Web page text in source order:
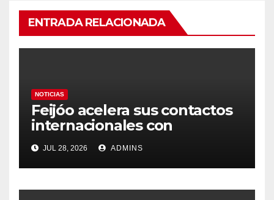
ENTRADA RELACIONADA
NOTICIAS
Feijóo acelera sus contactos
internacionales con
Latinoamérica como socio
prioritario en su agenda de
gobierno
JUL 28, 2026 ADMINS